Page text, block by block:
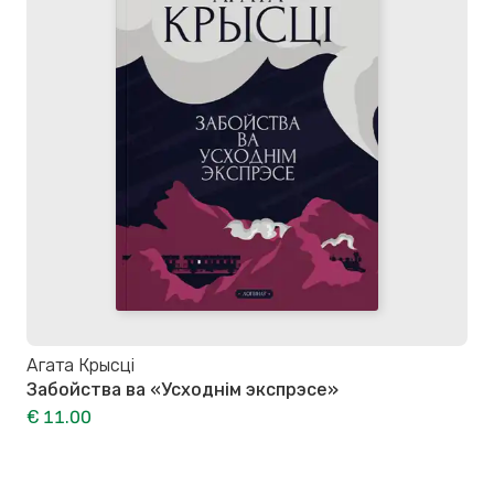
Агата Крысці
Забойства ва «Усходнім экспрэсе»
€ 11.00